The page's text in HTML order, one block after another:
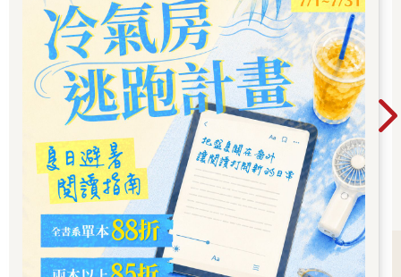
人很容易高估一個決定性瞬間的重要性，也很容易低估每天都做
些小改善的價值。我們往往如此說服自己：巨大的成功必定來自
巨大的行動。無論是減重、創業、寫書、奪冠，或是達成其他任
何目標，我們都會給自己壓力，期許要達成驚天動地的進展，好
讓人津津樂道。
相較之下，百分之一的改善並不特別值得注意——有時甚至根本
不被注意——但其意義卻可能大得多，尤其長遠來看。隨著時間
過去，微小改善所能造成的變化非常驚人。算起來是這樣的：如
果每天都能進步百分之一，持續一年，最後你會進步三十七倍；
相反地，若是每天退步百分之一，持續一年，到頭來你會弱化到
趨近於零。起初的小勝利或小倒退，累積起來會造就巨大差異。
習慣就是「自我改善」這件事的複利。如同錢財透過複利加倍，
習慣的效果也在你重複執行的過程中加倍。隨便挑一天來看，習